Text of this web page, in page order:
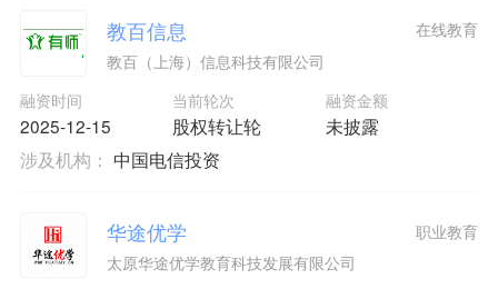
教百信息
教百（上海）信息科技有限公司
融资时间
2025-12-15
当前轮次
股权转让轮
融资金额
未披露
在线教育
涉及机构： 中国电信投资
华途优学
太原华途优学教育科技发展有限公司
职业教育